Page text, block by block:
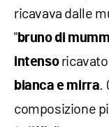
ricavava dalle
"bruno di
intenso
bianca e mirra.
composizione